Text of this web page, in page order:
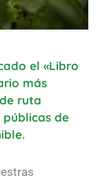
el «Libro
más
ruta
de